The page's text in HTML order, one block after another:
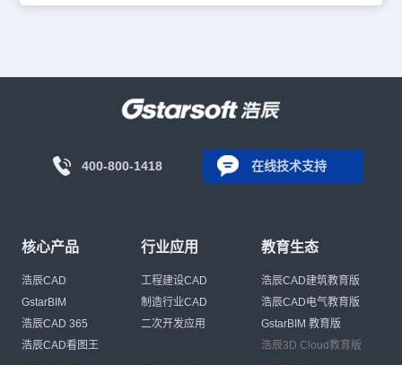
400-800-1418 在线技术支持
核心产品
浩辰CAD
GstarBIM
浩辰CAD 365
浩辰CAD看图王
行业应用
工程建设CAD
制造行业CAD
二次开发应用
教育生态
浩辰CAD建筑教育版
浩辰CAD电气教育版
GstarBIM 教育版
浩辰3D Cloud教育版